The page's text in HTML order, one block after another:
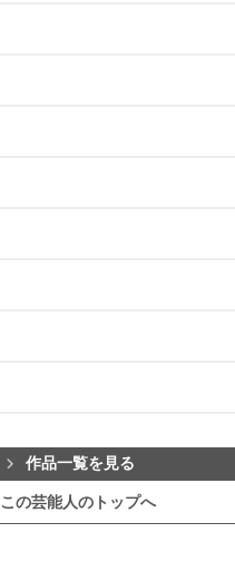
作品一覧を見る
この芸能人のトップへ